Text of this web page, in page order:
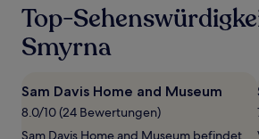
gefunden
wurde.
Preise
Verfügbarkeiten
können
sich
ändern.
Top-
Smyrna
Sam Davis Home and Museum
8.0/10 (24 Bewertungen)
Sam Davis Home and Museum befindet